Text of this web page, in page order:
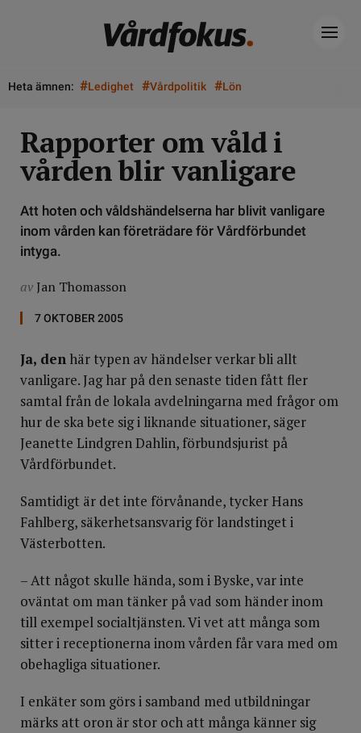
Heta ämnen: #Ledighet #Vårdpolitik #Lön
Rapporter om våld i
vården blir vanligare
Att hoten och våldshändelserna har blivit vanligare
inom vården kan företrädare för Vårdförbundet
intyga.
av Jan Thomasson
7 OKTOBER 2005
Ja, den här typen av händelser verkar bli allt
vanligare. Jag har på den senaste tiden fått fler
samtal från de lokala avdelningarna med frågor om
hur de ska bete sig i liknande situationer, säger
Jeanette Lindgren Dahlin, förbundsjurist på
Vårdförbundet.
Samtidigt är det inte förvånande, tycker Hans
Fahlberg, säkerhetsansvarig för landstinget i
Västerbotten.
– Att något skulle hända, som i Byske, var inte
oväntat om man tänker på vad som händer inom
till exempel socialtjänsten. Vi vet att många som
sitter i receptionerna inom vården får vara med om
obehagliga situationer.
I enkäter som görs i samband med utbildningar
märks att oron är stor och att många känner sig